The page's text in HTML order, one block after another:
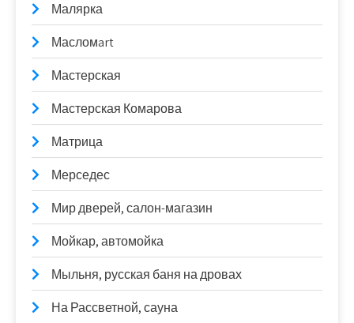
Малярка
Масломart
Мастерская
Мастерская Комарова
Матрица
Мерседес
Мир дверей, салон-магазин
Мойкар, автомойка
Мыльня, русская баня на дровах
На Рассветной, сауна